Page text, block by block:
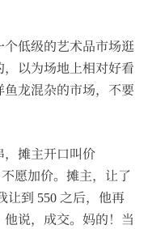
低级的艺术品市场逛
以为场地上相对好看
龙混杂的市场，不要
摊主开口叫价
愿加价。摊主，让了
让到 550 之后，他再
说，成交。妈的！当